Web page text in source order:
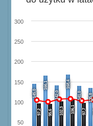
145,0
166,1
142,0
168,4
141,0
135,8
97,2 95,6 102,3 106,1 97,7
50
100
150
200
250
300